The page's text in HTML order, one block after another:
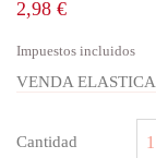
2,98 €
Impuestos incluidos
VENDA
Cantidad